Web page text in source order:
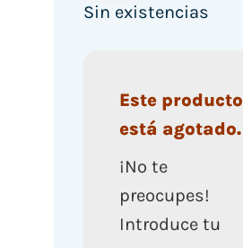
Sin existencias
Este producto
está agotado.
¡No te
preocupes!
Introduce tu